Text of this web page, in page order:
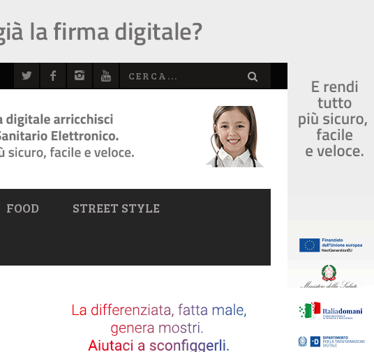
FOOD STREET STYLE